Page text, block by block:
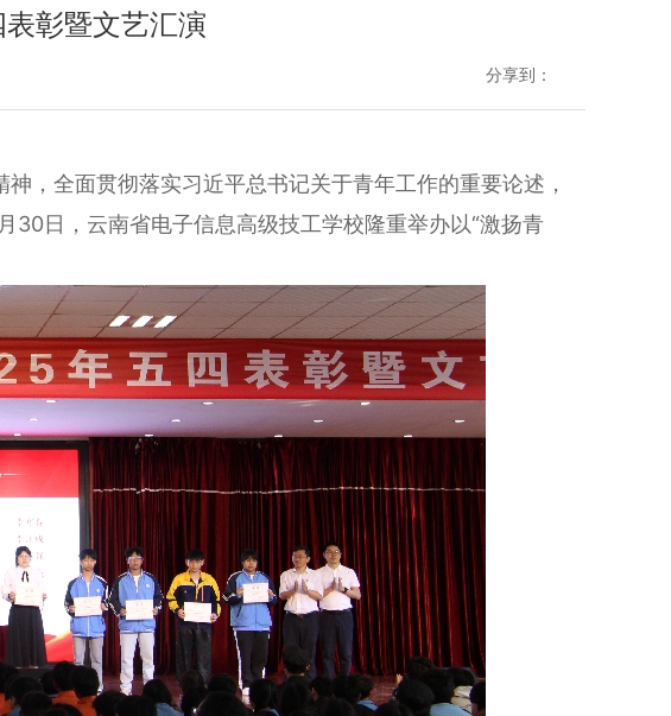
彰暨文艺汇演
分享到：
，全面贯彻落实习近平总书记关于青年工作的重要论述，
30日，云南省电子信息高级技工学校隆重举办以“激扬青